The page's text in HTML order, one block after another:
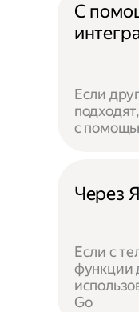
С
Если
с
Через
Если с
функции
Go